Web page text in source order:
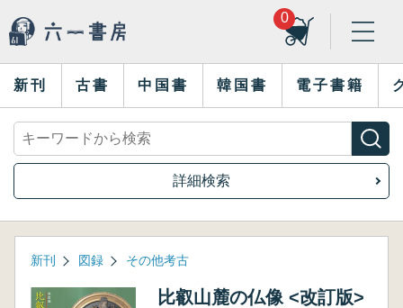
0
新刊 古書 中国書 韓国書 電子書籍
詳細検索
新刊 図録 その他考古
比叡山麓の仏像 <改訂版>